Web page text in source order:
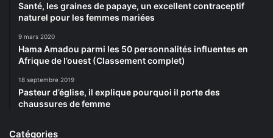
Santé, les graines de papaye, un excellent contraceptif
naturel pour les femmes mariées
9 mars 2020
Hama Amadou parmi les 50 personnalités influentes en
Afrique de l’ouest (Classement complet)
18 septembre 2019
Pasteur d’église, il explique pourquoi il porte des
chaussures de femme
Catégories